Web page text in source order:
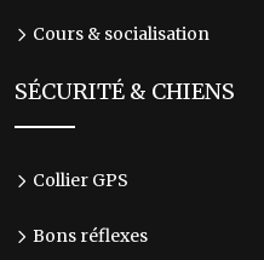
Cours & socialisation
SÉCURITÉ & CHIENS
Collier GPS
Bons réflexes